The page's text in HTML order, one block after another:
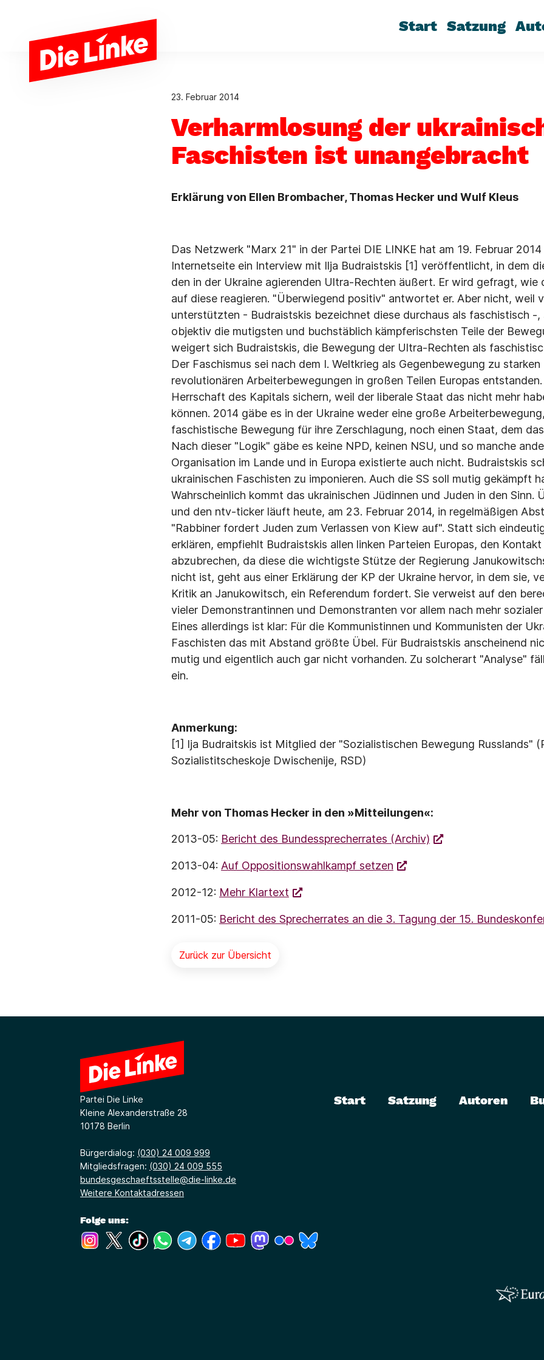
Start Satzung
23. Februar 2014
Verharmlosung der
Faschisten ist unangebracht
Erklärung von Ellen Brombacher, Thomas Hecker und Wulf Kleus
Das Netzwerk "Marx 21" in der Partei DIE LINKE hat am 19. Februar
Internetseite ein Interview mit Ilja Budraistskis [1] veröffentlicht, in dem
den in der Ukraine agierenden Ultra-Rechten äußert. Er wird gefragt, wie
auf diese reagieren. "Überwiegend positiv" antwortet er. Aber nicht, weil
unterstützten - Budraistskis bezeichnet diese durchaus als faschistisch -,
objektiv die mutigsten und buchstäblich kämpferischsten Teile der
weigert sich Budraistskis, die Bewegung der Ultra-Rechten als
Der Faschismus sei nach dem I. Weltkrieg als Gegenbewegung zu
revolutionären Arbeiterbewegungen in großen Teilen Europas
Herrschaft des Kapitals sichern, weil der liberale Staat das nicht mehr
können. 2014 gäbe es in der Ukraine weder eine große
faschistische Bewegung für ihre Zerschlagung, noch einen Staat, dem
Nach dieser "Logik" gäbe es keine NPD, keinen NSU, und so manche
Organisation im Lande und in Europa existierte auch nicht. Budraistskis
ukrainischen Faschisten zu imponieren. Auch die SS soll mutig gekämpft
Wahrscheinlich kommt das ukrainischen Jüdinnen und Juden in den Sinn.
und den ntv-ticker läuft heute, am 23. Februar 2014, in regelmäßigen
"Rabbiner fordert Juden zum Verlassen von Kiew auf". Statt sich
erklären, empfiehlt Budraistskis allen linken Parteien Europas, den
abzubrechen, da diese die wichtigste Stütze der Regierung
nicht ist, geht aus einer Erklärung der KP der Ukraine hervor, in dem sie,
Kritik an Janukowitsch, ein Referendum fordert. Sie verweist auf den
vieler Demonstrantinnen und Demonstranten vor allem nach mehr
Eines allerdings ist klar: Für die Kommunistinnen und Kommunisten der
Faschisten das mit Abstand größte Übel. Für Budraistskis anscheinend
mutig und eigentlich auch gar nicht vorhanden. Zu solcherart "Analyse"
ein.
Anmerkung:
[1] lja Budraitskis ist Mitglied der "Sozialistischen Bewegung Russlands"
Sozialistitscheskoje Dwischenije, RSD)
Mehr von Thomas Hecker in den »Mitteilungen«:
2013-05: Bericht des Bundessprecherrates (Archiv)
2013-04: Auf Oppositionswahlkampf setzen
2012-12: Mehr Klartext
2011-05: Bericht des Sprecherrates an die 3. Tagung der 15.
Zurück zur Übersicht
Partei Die Linke
Kleine Alexanderstraße 28
10178 Berlin
Bürgerdialog: (030) 24 009 999
Mitgliedsfragen: (030) 24 009 555
bundesgeschaeftsstelle@die-linke.de
Weitere Kontaktadressen
Folge uns:
(Link öffnet ein neues Fenster)
(Link öffnet ein neues Fenster)
(Link öffnet ein neues Fenster)
(Link öffnet ein neues Fenster)
(Link öffnet ein neues Fenster)
(Link öffnet ein neues Fenster)
(Link öffnet ein neues Fenster)
(Link öffnet ein neues Fenster)
(Link öffnet ein neues Fenster)
Start Satzung Autoren